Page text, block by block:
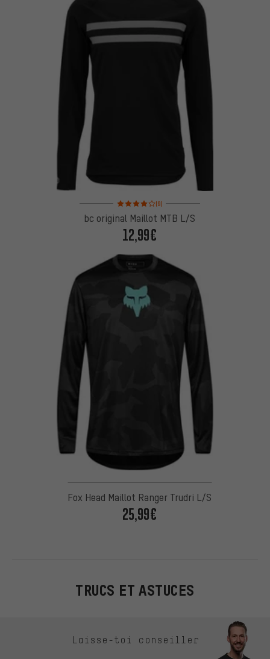
Note moyenne : 4 sur 5 d'après 9 avis
(9)
bc original Maillot MTB L/S
12,99€
Fox Head Maillot Ranger Trudri L/S
25,99€
TRUCS ET ASTUCES
Laisse-toi conseiller